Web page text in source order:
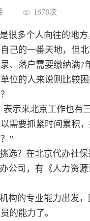
1678次
很多个人向往的地
己的一番天地，但
、落户需要缴纳满
位的人来说则比较
表示来北京工作也有
需要抓紧时间累积
”
选？在北京代办社
公司，有《人力资
构的专业能力出发
的能力了。